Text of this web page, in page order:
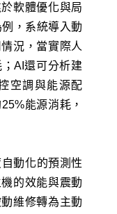
軟體優化與局
，系統導入動
況，當實際人
AI還可分析建
空調與能源配
能源消耗，
動化的預測性
的效能與震動
維修轉為主動